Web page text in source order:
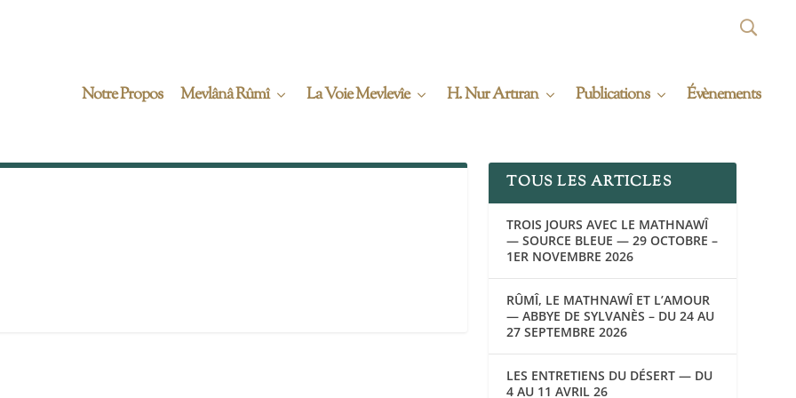
Notre Propos Mevlânâ Rûmî La Voie Mevlevîe H. Nur Artıran Publications Évènements
TOUS LES ARTICLES
TROIS JOURS AVEC LE MATHNAWÎ
— SOURCE BLEUE — 29 OCTOBRE –
1ER NOVEMBRE 2026
RÛMÎ, LE MATHNAWÎ ET L’AMOUR
— ABBYE DE SYLVANÈS – DU 24 AU
27 SEPTEMBRE 2026
LES ENTRETIENS DU DÉSERT — DU
4 AU 11 AVRIL 26